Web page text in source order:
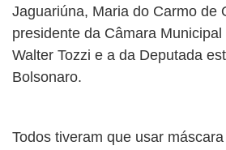
Jaguariúna, Maria do Carmo de
presidente da Câmara
Walter Tozzi e a da Deputada
Bolsonaro.
Todos tiveram que usar